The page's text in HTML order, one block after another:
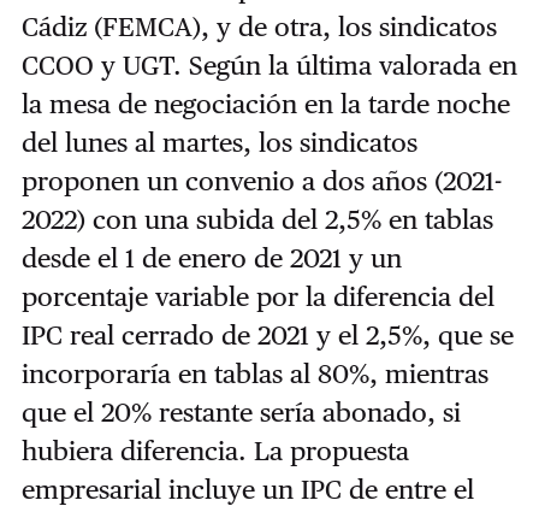
Cádiz (FEMCA), y de otra, los sindicatos
CCOO y UGT. Según la última valorada en
la mesa de negociación en la tarde noche
del lunes al martes, los sindicatos
proponen un convenio a dos años (2021-
2022) con una subida del 2,5% en tablas
desde el 1 de enero de 2021 y un
porcentaje variable por la diferencia del
IPC real cerrado de 2021 y el 2,5%, que se
incorporaría en tablas al 80%, mientras
que el 20% restante sería abonado, si
hubiera diferencia. La propuesta
empresarial incluye un IPC de entre el